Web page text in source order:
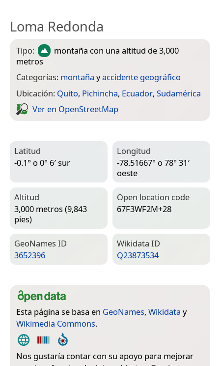
Loma Redonda
Tipo: montaña con una altitud de 3,000
metros
Categorías: montaña yaccidente geográfico
Ubicación: Quito, Pichincha, Ecuador, Sudamérica
Ver en Open­Street­Map
Latitud
-0.1° o 0° 6′ sur
Longitud
-78.51667° o 78° 31′
oeste
Altitud
3,000 metros (9,843
pies)
Open location code
67F3WF2M+28
Geo­Names ID
3652396
Wiki­data ID
Q23873534
Esta página se basa en GeoNames, Wikidata y
Wikimedia Commons.
Nos gustaría contar con su apoyo para mejorar